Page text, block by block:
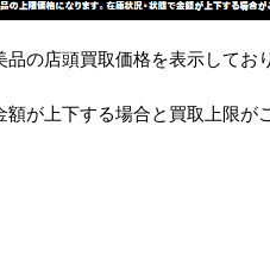
の店頭買取価格を表示してお
が上下する場合と買取上限が